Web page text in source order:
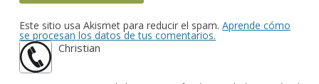
Este sitio usa Akismet para reducir el spam. Aprende cómo
se procesan los datos de tus comentarios.
Christian